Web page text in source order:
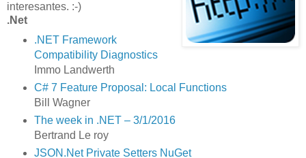
interesantes. :-)
.Net
.NET Framework
Compatibility Diagnostics
Immo Landwerth
C# 7 Feature Proposal: Local Functions
Bill Wagner
The week in .NET – 3/1/2016
Bertrand Le roy
JSON.Net Private Setters NuGet